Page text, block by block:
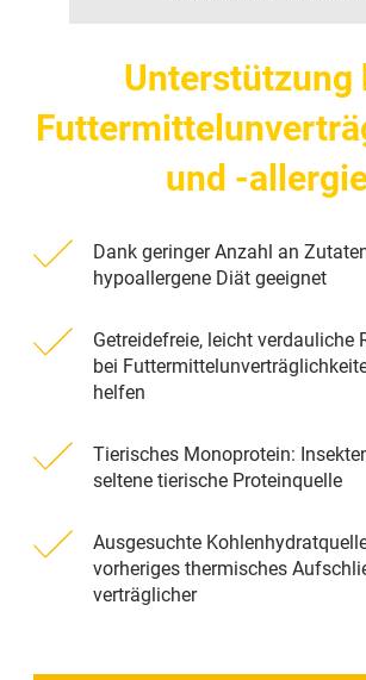
Unterstützung
und -
Dank geringer Anzahl an
hypoallergene Diät geeignet
Getreidefreie, leicht verdauliche
bei
helfen
Tierisches Monoprotein:
seltene tierische Proteinquelle
Ausgesuchte
vorheriges thermisches
verträglicher